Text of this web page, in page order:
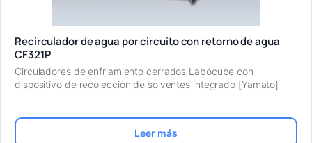
Recirculador de agua por circuito con retorno de agua
CF321P
Circuladores de enfriamiento cerrados Labocube con
dispositivo de recolección de solventes integrado [Yamato]
Leer más